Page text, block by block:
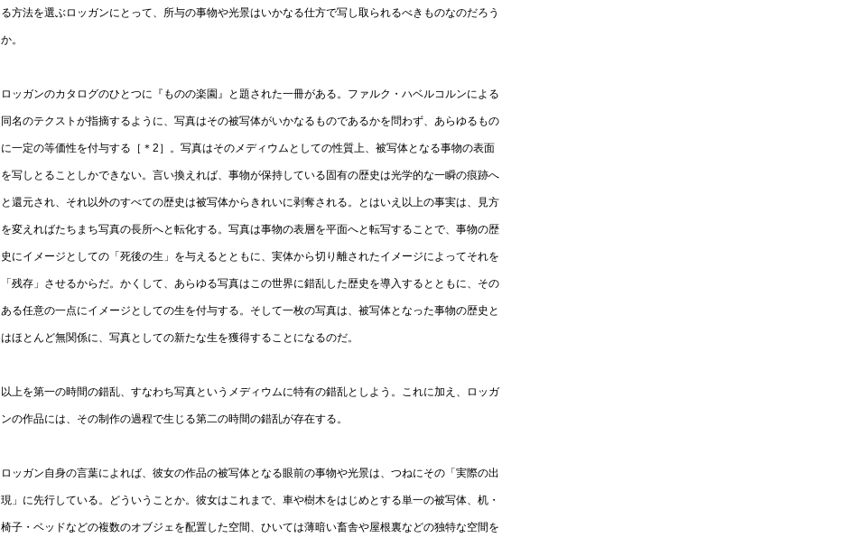
る方法を選ぶロッガンにとって、所与の事物や光景はいかなる仕方で写し取られるべきものなのだろう
か。
ロッガンのカタログのひとつに『ものの楽園』と題された一冊がある。ファルク・ハベルコルンによる
同名のテクストが指摘するように、写真はその被写体がいかなるものであるかを問わず、あらゆるもの
に一定の等価性を付与する［＊2］。写真はそのメディウムとしての性質上、被写体となる事物の表面
を写しとることしかできない。言い換えれば、事物が保持している固有の歴史は光学的な一瞬の痕跡へ
と還元され、それ以外のすべての歴史は被写体からきれいに剥奪される。とはいえ以上の事実は、見方
を変えればたちまち写真の長所へと転化する。写真は事物の表層を平面へと転写することで、事物の歴
史にイメージとしての「死後の生」を与えるとともに、実体から切り離されたイメージによってそれを
「残存」させるからだ。かくして、あらゆる写真はこの世界に錯乱した歴史を導入するとともに、その
ある任意の一点にイメージとしての生を付与する。そして一枚の写真は、被写体となった事物の歴史と
はほとんど無関係に、写真としての新たな生を獲得することになるのだ。
以上を第一の時間の錯乱、すなわち写真というメディウムに特有の錯乱としよう。これに加え、ロッガ
ンの作品には、その制作の過程で生じる第二の時間の錯乱が存在する。
ロッガン自身の言葉によれば、彼女の作品の被写体となる眼前の事物や光景は、つねにその「実際の出
現」に先行している。どういうことか。彼女はこれまで、車や樹木をはじめとする単一の被写体、机・
椅子・ベッドなどの複数のオブジェを配置した空間、ひいては薄暗い畜舎や屋根裏などの独特な空間を